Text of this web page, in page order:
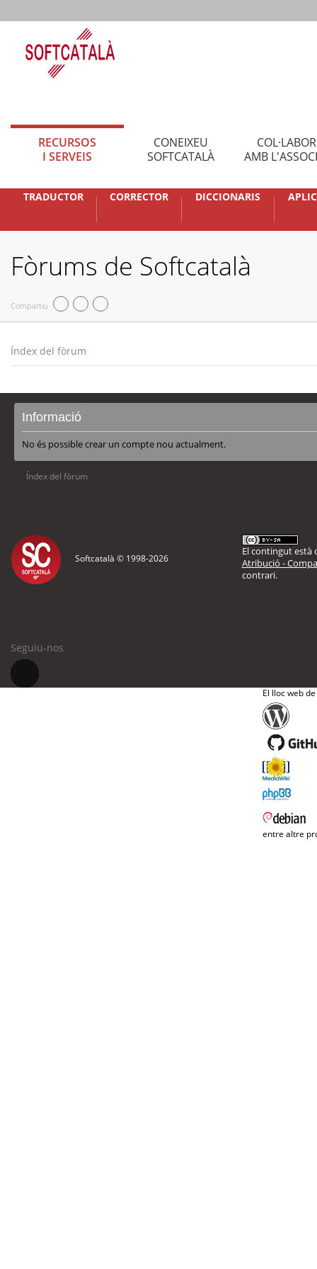
RECURSOS
I SERVEIS
CONEIXEU
SOFTCATALÀ
AMB
TRADUCTOR CORRECTOR DICCIONARIS
Fòrums de Softcatalà
Compartiu
Índex del fòrum
Informació
No és possible crear un compte nou actualment.
Índex del fòrum
Softcatalà © 1998-2026
El contingut està
Atribució -
contrari.
Seguiu-nos
El lloc web
entre altre